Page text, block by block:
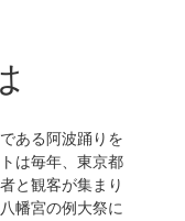
ある阿波踊りを
は毎年、東京都
と観客が集まり
幡宮の例大祭に